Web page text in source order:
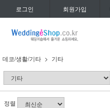
로그인 회원가입
데코/생활/기타 기타
정렬